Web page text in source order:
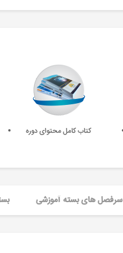
کتاب کامل محتوای دوره
سرفصل های بسته آموزشی